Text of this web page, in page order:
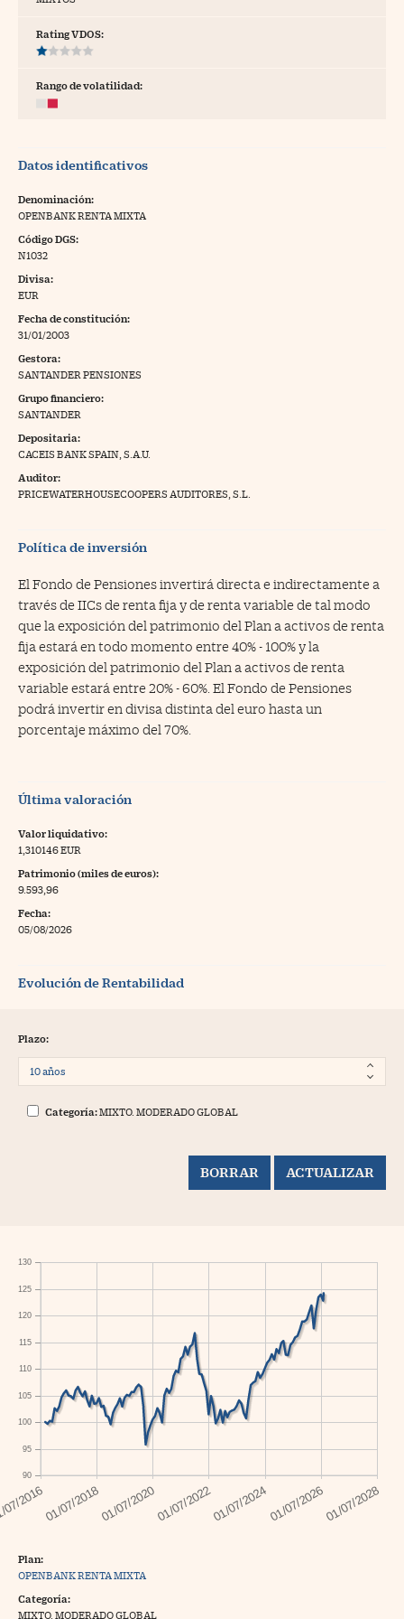
Pyme
a Cinco Días
Rating VDOS:
Rango de volatilidad:
Datos identificativos
Denominación:
OPENBANK RENTA MIXTA
Código DGS:
N1032
Divisa:
EUR
Fecha de constitución:
31/01/2003
Gestora:
SANTANDER PENSIONES
Grupo financiero:
SANTANDER
Depositaria:
CACEIS BANK SPAIN, S.A.U.
Auditor:
PRICEWATERHOUSECOOPERS AUDITORES, S.L.
Política de inversión
El Fondo de Pensiones invertirá directa e indirectamente a
través de IICs de renta fija y de renta variable de tal modo
que la exposición del patrimonio del Plan a activos de renta
fija estará en todo momento entre 40% - 100% y la
exposición del patrimonio del Plan a activos de renta
variable estará entre 20% - 60%. El Fondo de Pensiones
podrá invertir en divisa distinta del euro hasta un
porcentaje máximo del 70%.
Última valoración
Valor liquidativo:
1,310146 EUR
Patrimonio (miles de euros):
9.593,96
Fecha:
05/08/2026
Evolución de Rentabilidad
Plazo:
Categoría:MIXTO. MODERADO GLOBAL
90
95
100
105
110
115
120
125
130
Plan:
OPENBANK RENTA MIXTA
Categoría:
MIXTO. MODERADO GLOBAL